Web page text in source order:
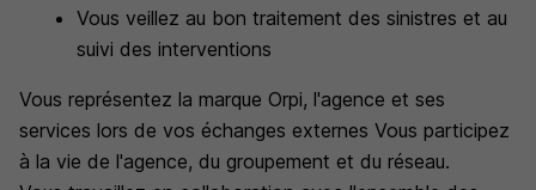
Vous veillez au bon traitement des sinistres et au
suivi des interventions
Vous représentez la marque Orpi, l'agence et ses
services lors de vos échanges externes Vous participez
à la vie de l'agence, du groupement et du réseau.